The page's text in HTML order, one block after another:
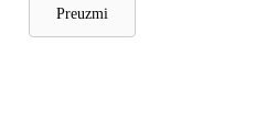
Preuzmi